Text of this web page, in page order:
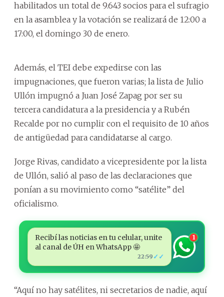
habilitados un total de 9.643 socios para el sufragio
en la asamblea y la votación se realizará de 12:00 a
17:00, el domingo 30 de enero.
Además, el TEI debe expedirse con las
impugnaciones, que fueron varias; la lista de Julio
Ullón impugnó a Juan José Zapag por ser su
tercera candidatura a la presidencia y a Rubén
Recalde por no cumplir con el requisito de 10 años
de antigüedad para candidatarse al cargo.
Jorge Rivas, candidato a vicepresidente por la lista
de Ullón, salió al paso de las declaraciones que
ponían a su movimiento como “satélite” del
oficialismo.
Recibí las noticias en tu celular, unite
al canal de ÚH en WhatsApp 🤩
22:59 ✓✓
1
“Aquí no hay satélites, ni secretarios de nadie, aquí